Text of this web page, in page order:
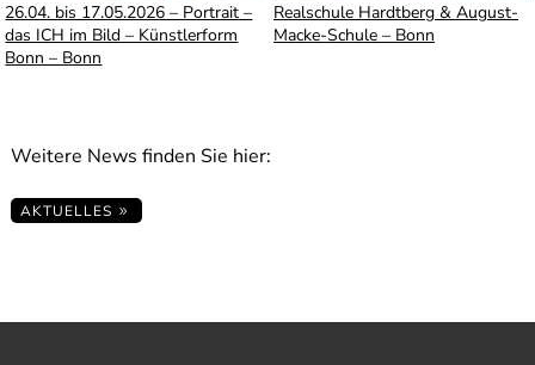
26.04. bis 17.05.2026 – Portrait –
das ICH im Bild – Künstlerform
Bonn – Bonn
Realschule Hardtberg & August-
Macke-Schule – Bonn
Weitere News finden Sie hier:
AKTUELLES